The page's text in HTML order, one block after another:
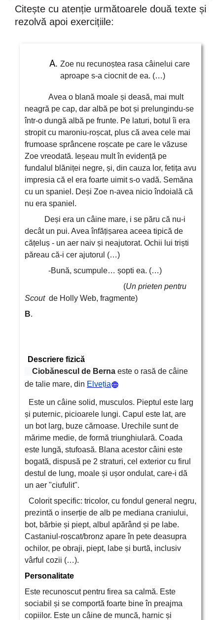
Citește cu atenție următoarele două texte și
rezolvă apoi exercițiile:
Zoe nu recunoștea rasa câinelui care
aproape s-a ciocnit de ea. (…)
Avea o blană moale și deasă, mai mult
neagră pe cap, dar albă pe bot și prelungindu-se
într-o dungă albă pe frunte. Pe laturi, botul îi era
stropit cu maroniu-roșcat, plus că avea cele mai
frumoase sprâncene roșcate pe care le văzuse
Zoe vreodată. Ieșeau mult în evidență pe
fundalul blăniței negre, și, din cauza lor, fetița avu
impresia că el era foarte uimit s-o vadă. Semăna
cu un spaniel. Deși Zoe n-avea nicio îndoială că
nu era spaniel.
Deși era un câine mare, i se păru că nu-i
decât un pui. Avea înfățișarea aceea tipică de
cățeluș - un aer naiv și neajutorat. Ochii lui triști
păreau că-i cer ajutorul (…)
-Bună, scumpule… șopti ea. (…)
(Un prieten pentru
Scoutde Holly Web, fragmente)
B.
Descriere fizică
Ciobănescul de Berna este o rasă de câine
de talie mare, din Elveția
Este un câine solid, musculos. Pieptul este larg
și puternic, picioarele lungi. Capul este lat, are
un bot larg, buze cărnoase. Urechile sunt de
mărime medie, de formă triunghiulară. Coada
este lungă, stufoasă. Blana acestor câini este
bogată, dispusă pe 2 straturi, cel exterior cu firul
destul de lung, moale și ușor ondulat, care-i dă
un aer "ciufulit".
Colorit specific: tricolor, cu fondul general negru,
prezintă o inserție de alb pe mediana craniului,
bot, bărbie și piept, albul apărând și pe labe.
Castaniul-roșcat/bronz apare în pete deasupra
ochilor, pe obraji, piept, labe și burtă, inclusiv
vârful cozii (…).
Personalitate
Este recunoscut pentru firea sa calmă. Este
sociabil și se comportă foarte bine în preajma
copiilor. Este un câine de muncă, harnic și